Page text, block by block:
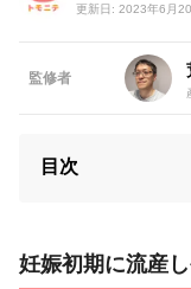
更新日: 2023年6月20
監修者
目次
妊娠初期に流産